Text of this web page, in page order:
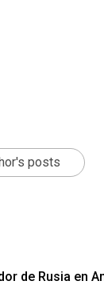
posts
de Rusia en